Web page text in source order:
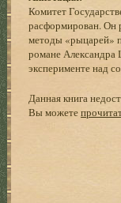
Комитет
расформирован. Он
методы «рыцарей»
романе Александра
эксперименте над
Данная книга
Вы можете